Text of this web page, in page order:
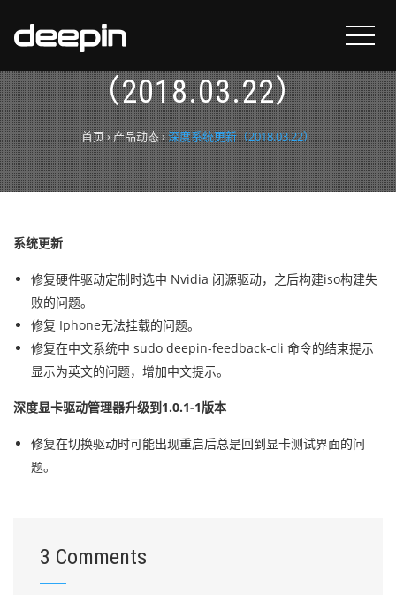
深度系统更新
（2018.03.22）
首页 ›产品动态›深度系统更新（2018.03.22）
系统更新
修复硬件驱动定制时选中 Nvidia 闭源驱动，之后构建iso构建失
败的问题。
修复 Iphone无法挂载的问题。
修复在中文系统中 sudo deepin-feedback-cli 命令的结束提示
显示为英文的问题，增加中文提示。
深度显卡驱动管理器升级到1.0.1-1版本
修复在切换驱动时可能出现重启后总是回到显卡测试界面的问
题。
3 Comments